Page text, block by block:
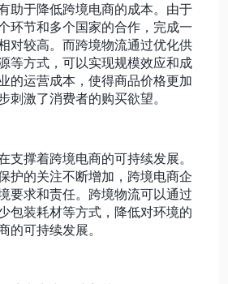
助于降低跨境电商的成本。由于
环节和多个国家的合作，完成一
对较高。而跨境物流通过优化供
等方式，可以实现规模效应和成
的运营成本，使得商品价格更加
刺激了消费者的购买欲望。
支撑着跨境电商的可持续发展。
护的关注不断增加，跨境电商企
要求和责任。跨境物流可以通过
包装耗材等方式，降低对环境的
的可持续发展。